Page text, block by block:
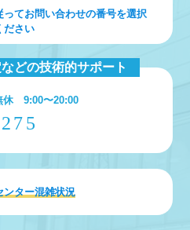
てお問い合わせの番号を選択
ださい
どの技術的サポート
休 9:00〜20:00
ンター混雑状況